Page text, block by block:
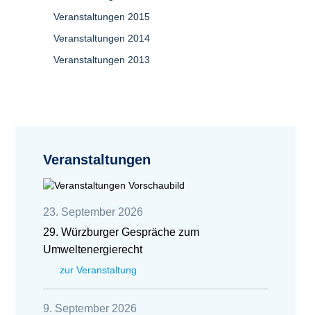
Veranstaltungen 2015
Veranstaltungen 2014
Veranstaltungen 2013
Veranstaltungen
23. September 2026
29. Würzburger Gespräche zum
Umweltenergierecht
zur Veranstaltung
9. September 2026